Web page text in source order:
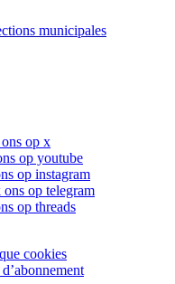
municipales
op x
op youtube
op instagram
ons op telegram
op threads
cookies